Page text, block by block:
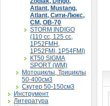
Atlant, Mustang,
Atlant, Сити-Люкс,
CM, ОВ-70
STORM INDIGO
(110 сс, 125 cc,
1P52FMH,
1P52FMI, 1P54FMI)
КТ50 SIGMA
SPORT (WM)
Мотоциклы, Трициклы
50-400см3
Скутер 50-150см3
Инструмент
Литература